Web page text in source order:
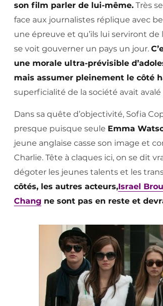
son film parler de lui-même. Très
face aux journalistes réplique avec
une épreuve et qu’ils lui serviront de
se voit gouverner un pays un jour.
une morale ultra-prévisible
mais assumer pleinement le côté
superficialité de la société avait
Dans sa quête d’objectivité, Sofia
presque puisque seule Emma
jeune anglaise casse son image et
Charlie. Tête à claques ici, on se dit
dégoter les jeunes talents et les
côtés, les autres acteurs,Israel
Chang ne sont pas en reste et